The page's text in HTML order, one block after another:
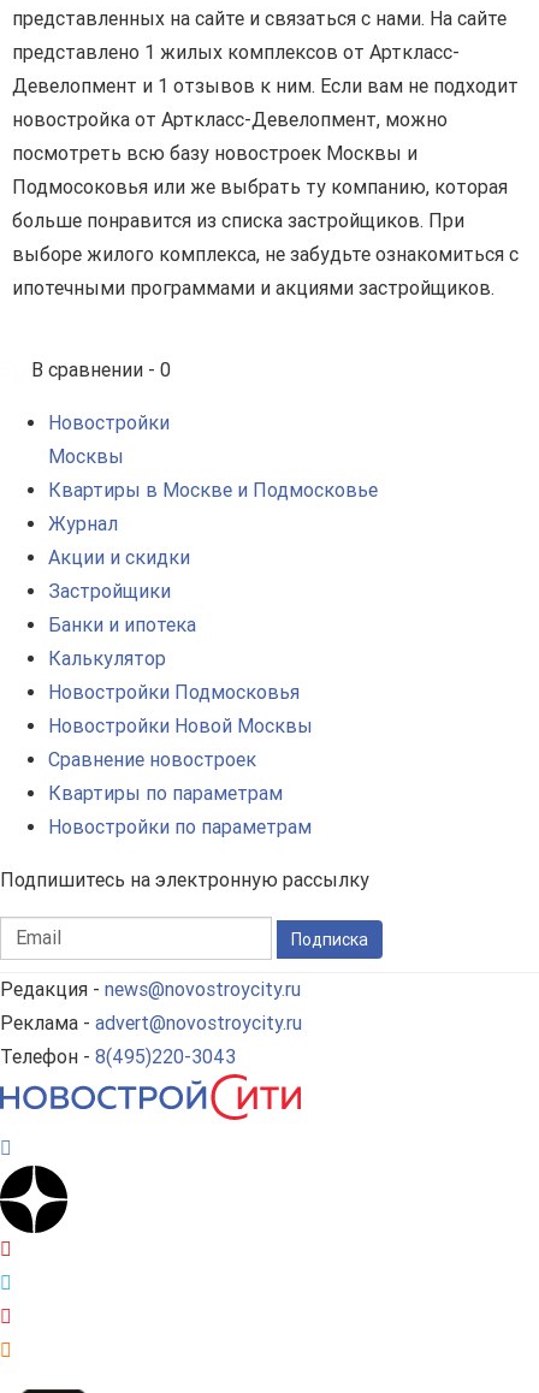
представленных на сайте и связаться с нами. На сайте
представлено 1 жилых комплексов от Арткласс-
Девелопмент и 1 отзывов к ним. Если вам не подходит
новостройка от Арткласс-Девелопмент, можно
посмотреть всю базу новостроек Москвы и
Подмосоковья или же выбрать ту компанию, которая
больше понравится из списка застройщиков. При
выборе жилого комплекса, не забудьте ознакомиться с
ипотечными программами и акциями застройщиков.
В сравнении - 0
Новостройки
Москвы
Квартиры в Москве и Подмосковье
Журнал
Акции и скидки
Застройщики
Банки и ипотека
Калькулятор
Новостройки Подмосковья
Новостройки Новой Москвы
Сравнение новостроек
Квартиры по параметрам
Новостройки по параметрам
Подпишитесь на электронную рассылку
Подписка
Редакция - news@novostroycity.ru
Реклама - advert@novostroycity.ru
Телефон - 8(495)220-3043